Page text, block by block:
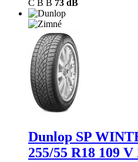
C B B 73 dB
Dunlop SP
255/55 R18 109